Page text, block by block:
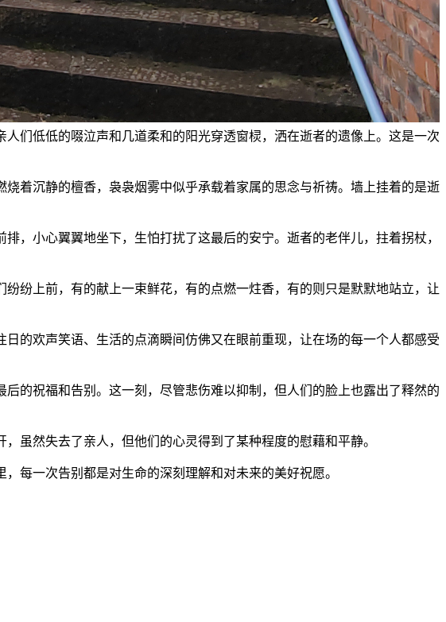
们低低的啜泣声和几道柔和的阳光穿透窗棂，洒在逝者的遗像上。这是一次
着沉静的檀香，袅袅烟雾中似乎承载着家属的思念与祈祷。墙上挂着的是逝
，小心翼翼地坐下，生怕打扰了这最后的安宁。逝者的老伴儿，拄着拐杖，
纷上前，有的献上一束鲜花，有的点燃一炷香，有的则只是默默地站立，让
的欢声笑语、生活的点滴瞬间仿佛又在眼前重现，让在场的每一个人都感受
的祝福和告别。这一刻，尽管悲伤难以抑制，但人们的脸上也露出了释然的
虽然失去了亲人，但他们的心灵得到了某种程度的慰藉和平静。
每一次告别都是对生命的深刻理解和对未来的美好祝愿。